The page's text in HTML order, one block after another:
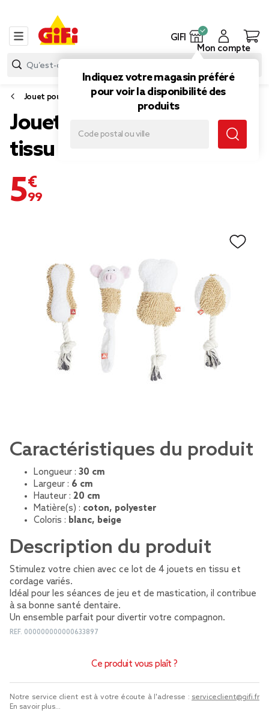
GIFI
Indiquez votre magasin préféré
pour voir la disponibilité des
produits
Mon compte
Jouet pour chien
Jouet pour chien x4 en
tissu et cordage
5,99 €
Caractéristiques du produit
Longueur : 30 cm
Largeur : 6 cm
Hauteur : 20 cm
Matière(s) : coton, polyester
Coloris : blanc, beige
Description du produit
Stimulez votre chien avec ce lot de 4 jouets en tissu et
cordage variés.
Idéal pour les séances de jeu et de mastication, il contribue
à sa bonne santé dentaire.
Un ensemble parfait pour divertir votre compagnon.
REF. 000000000000633897
Ce produit vous plaît ?
Notre service client est à votre écoute à l'adresse : serviceclient@gifi.fr
En savoir plus...